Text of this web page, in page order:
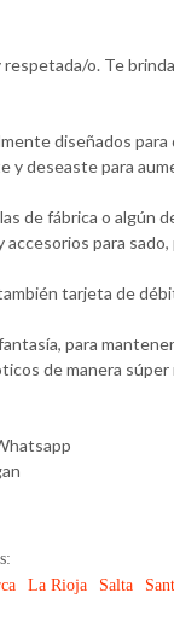
o. Te
diseñados
deseaste para
de fábrica o algún
para
tarjeta de
para
de manera súper
La Rioja Salta